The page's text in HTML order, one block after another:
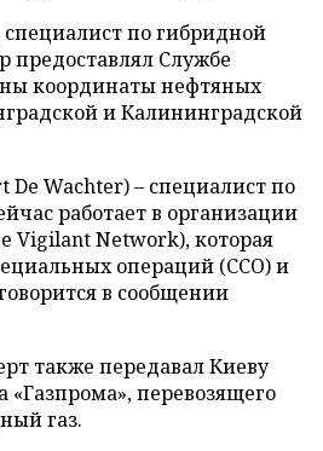
по гибридной
предоставлял Службе
координаты нефтяных
и Калининградской
De Wachter) – специалист по
работает в организации
Vigilant Network), которая
операций (ССО) и
в сообщении
также передавал Киеву
перевозящего
газ.